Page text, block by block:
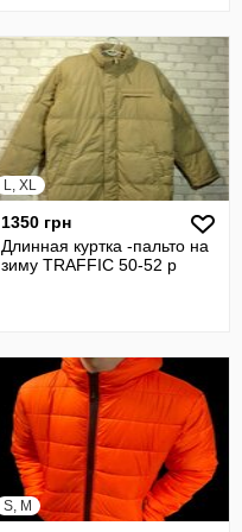
L, XL
1350 грн
Длинная куртка -пальто на
зиму TRAFFIC 50-52 р
S, M